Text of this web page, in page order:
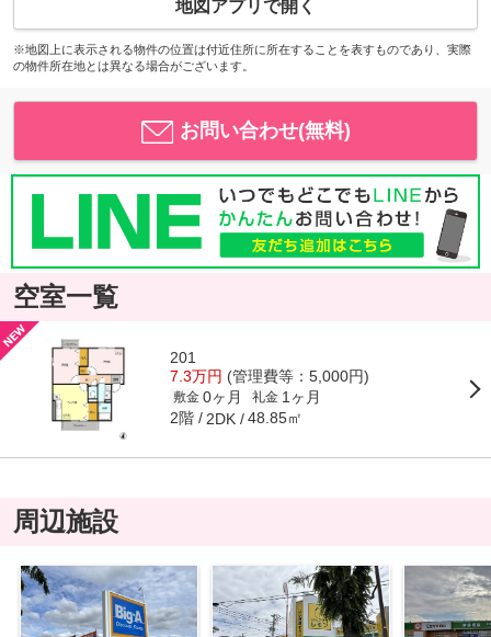
地図アプリで開く
※地図上に表示される物件の位置は付近住所に所在することを表すものであり、実際
の物件所在地とは異なる場合がございます。
お問い合わせ(無料)
空室一覧
201
7.3万円 (管理費等：5,000円)
敷金 0ヶ月 礼金 1ヶ月
2階 2DK 48.85㎡
周辺施設